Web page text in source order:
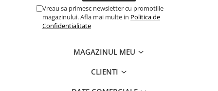
Cabluri de instrumente
Cabluri de microfon
Cabluri DMX
Cabluri MIDI si audio digitale
Vreau sa primesc newsletter cu promotiile
magazinului. Afla mai multe in Politica de
Confidentialitate
MAGAZINUL MEU
CLIENTI